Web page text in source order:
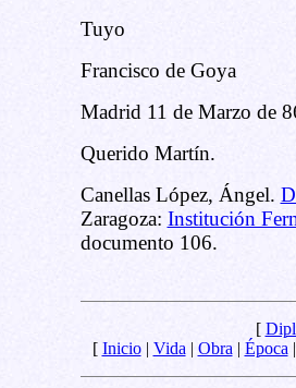
Tuyo
Francisco de Goya
Madrid 11 de Marzo de
Querido Martín.
Canellas López, Ángel.
Zaragoza: Institución
documento 106.
[
[ Inicio| Vida | Obra | Época